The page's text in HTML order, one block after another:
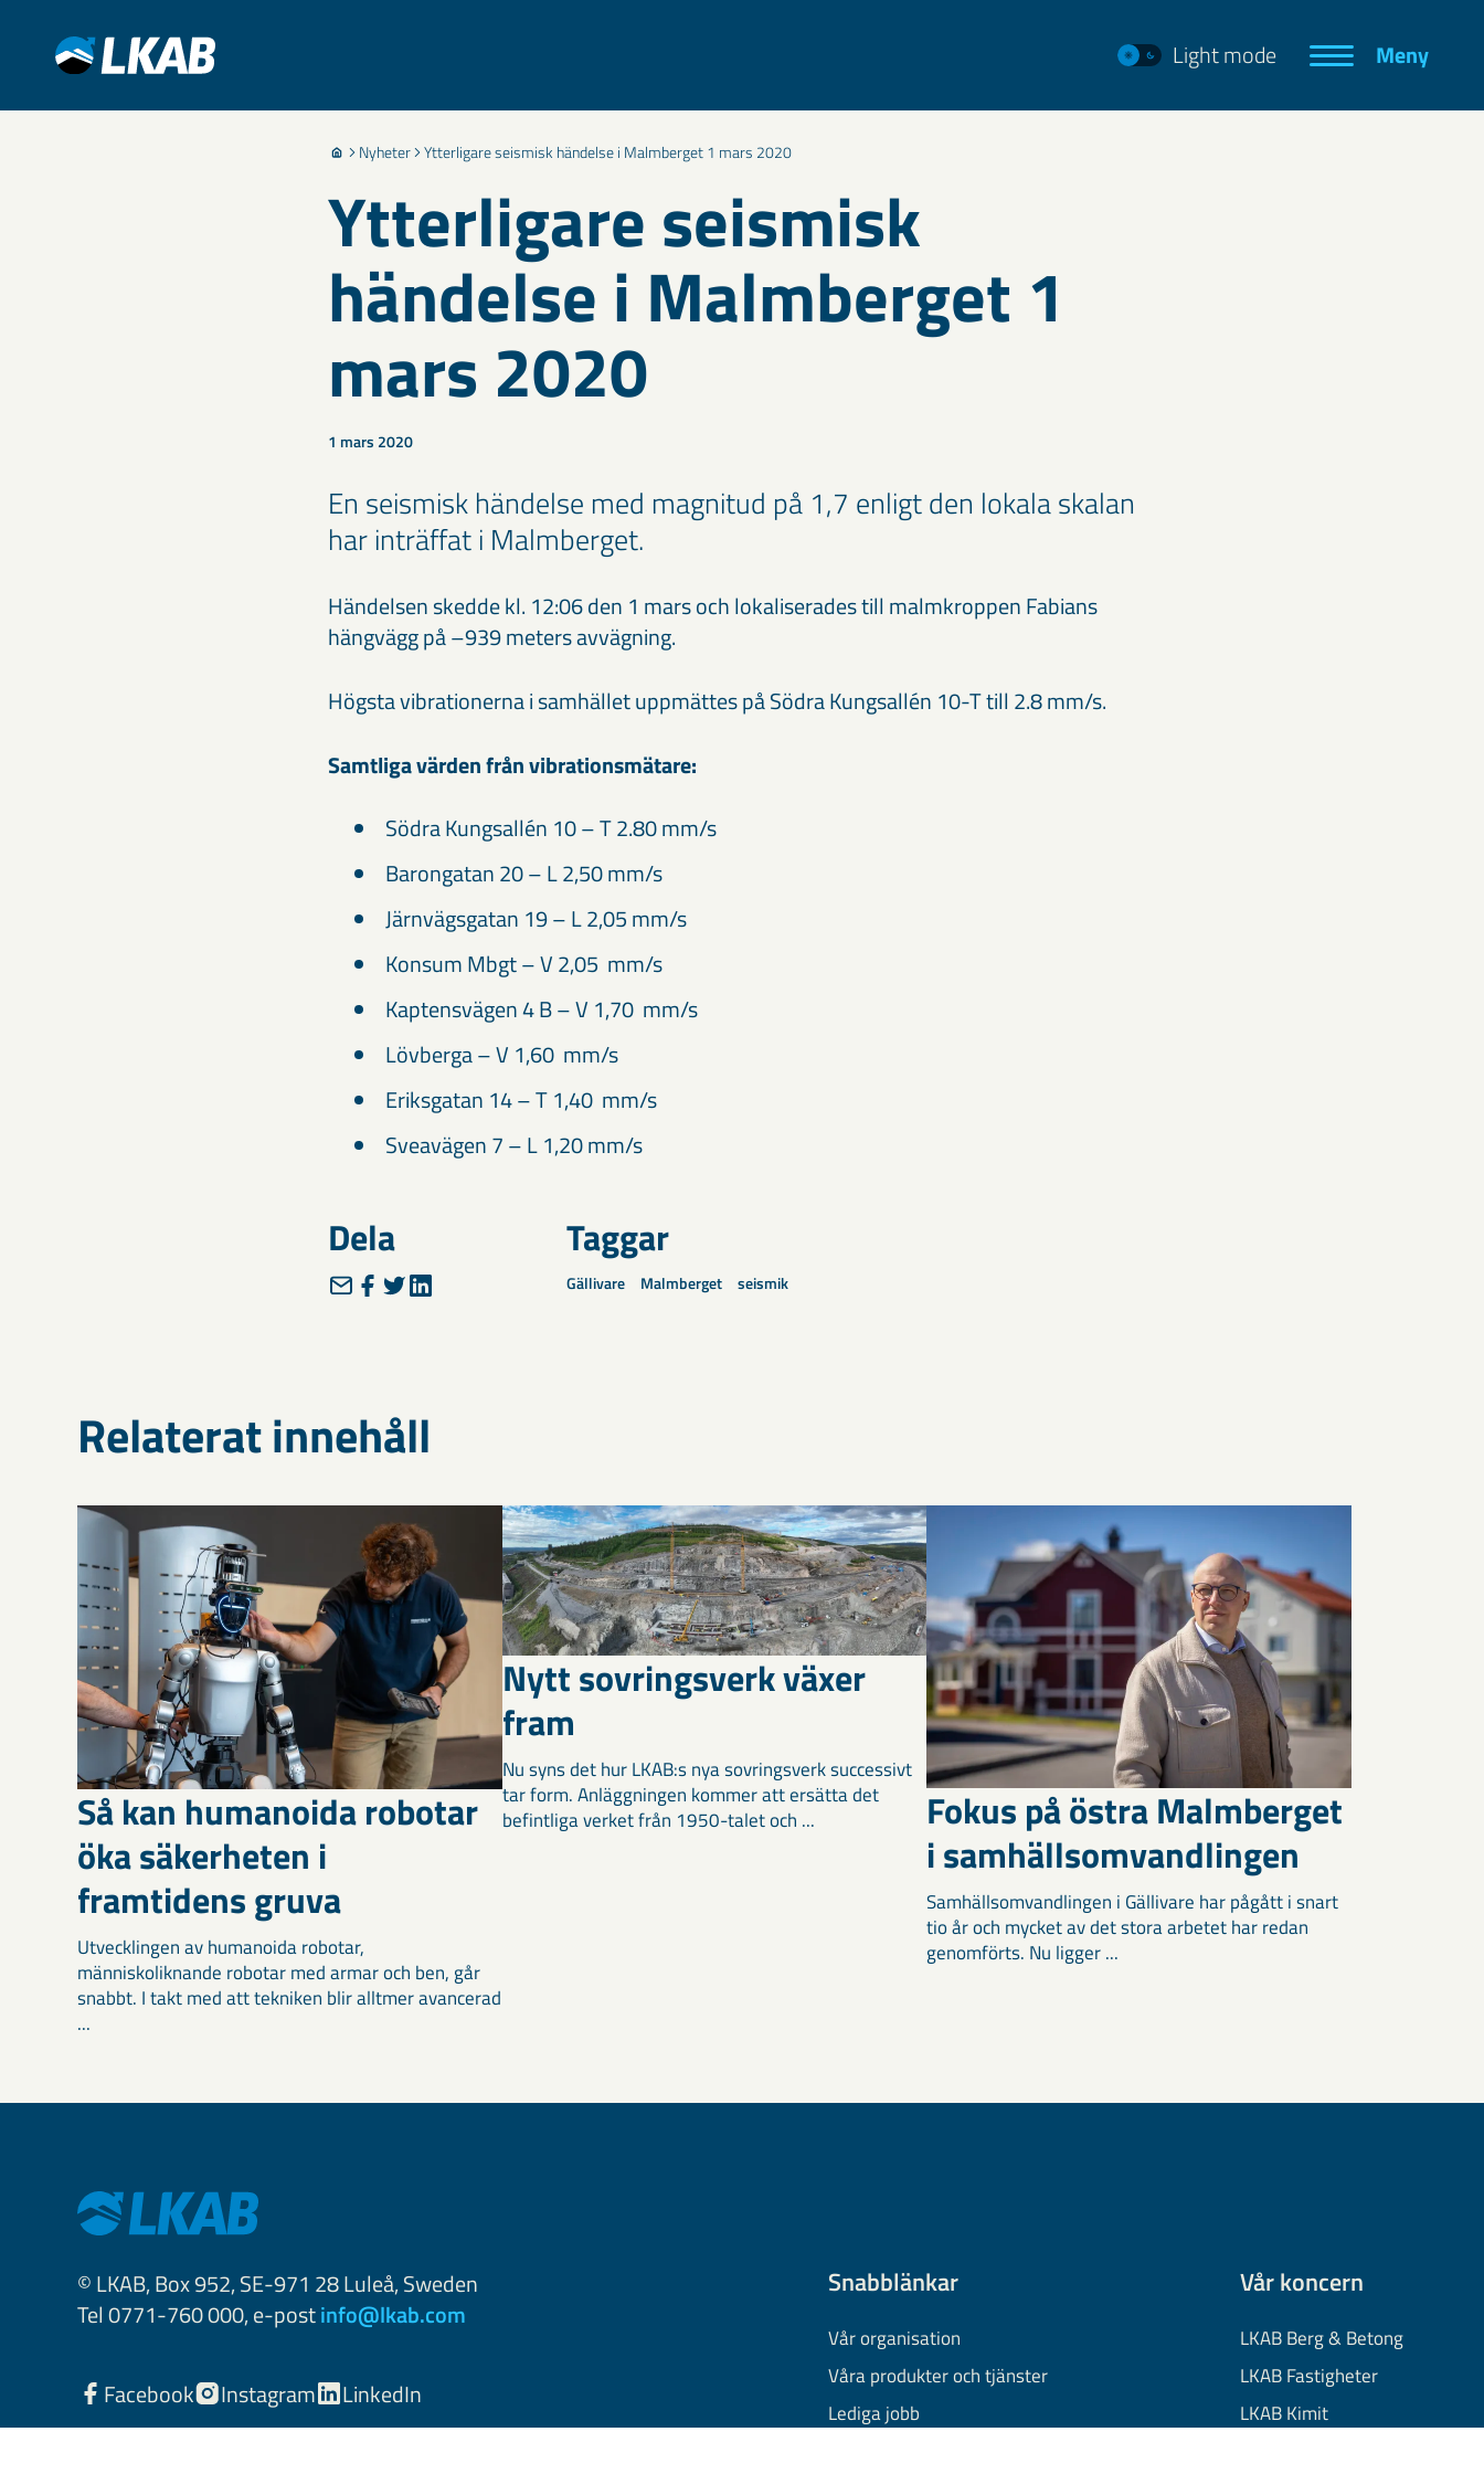
Light mode Meny
Nyheter Ytterligare seismisk händelse i Malmberget 1 mars 2020
Ytterligare seismisk
händelse i Malmberget 1
mars 2020
1 mars 2020
En seismisk händelse med magnitud på 1,7 enligt den lokala skalan
har inträffat i Malmberget.
Händelsen skedde kl. 12:06 den 1 mars och lokaliserades till malmkroppen Fabians
hängvägg på –939 meters avvägning.
Högsta vibrationerna i samhället uppmättes på Södra Kungsallén 10-T till 2.8 mm/s.
Samtliga värden från vibrationsmätare:
Södra Kungsallén 10 – T 2.80 mm/s
Barongatan 20 – L 2,50 mm/s
Järnvägsgatan 19 – L 2,05 mm/s
Konsum Mbgt – V 2,05 mm/s
Kaptensvägen 4 B – V 1,70 mm/s
Lövberga – V 1,60 mm/s
Eriksgatan 14 – T 1,40 mm/s
Sveavägen 7 – L 1,20 mm/s
Dela Taggar
Gällivare Malmberget seismik
Relaterat innehåll
Så kan humanoida robotar
öka säkerheten i
framtidens gruva
Utvecklingen av humanoida robotar,
människoliknande robotar med armar och ben, går
snabbt. I takt med att tekniken blir alltmer avancerad
...
Nytt sovringsverk växer
fram
Nu syns det hur LKAB:s nya sovringsverk successivt
tar form. Anläggningen kommer att ersätta det
befintliga verket från 1950-talet och ...
Fokus på östra Malmberget
i samhällsomvandlingen
Samhällsomvandlingen i Gällivare har pågått i snart
tio år och mycket av det stora arbetet har redan
genomförts. Nu ligger ...
© LKAB, Box 952, SE-971 28 Luleå, Sweden
Tel 0771-760 000, e-postinfo@lkab.com
Facebook Instagram LinkedIn
Snabblänkar
Vår organisation
Våra produkter och tjänster
Lediga jobb
Vår koncern
LKAB Berg & Betong
LKAB Fastigheter
LKAB Kimit